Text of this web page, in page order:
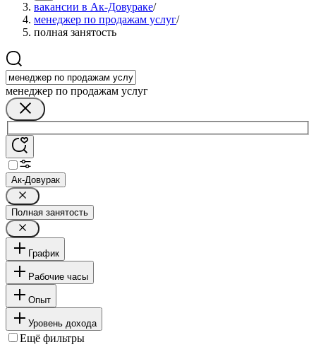
вакансии в Ак-Довураке/
менеджер по продажам услуг/
полная занятость
менеджер по продажам услуг
Ак-Довурак
Полная занятость
График
Рабочие часы
Опыт
Уровень дохода
Ещё фильтры